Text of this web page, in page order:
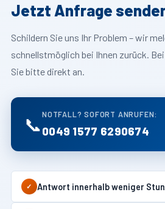
Jetzt Anfrage
Schildern Sie uns Ihr Problem – wir
schnellstmöglich bei Ihnen zurück.
Sie bitte direkt an.
📞 NOTFALL? SOFORT ANRUFEN:
0049 1577 6290674
✓ Antwort innerhalb weniger